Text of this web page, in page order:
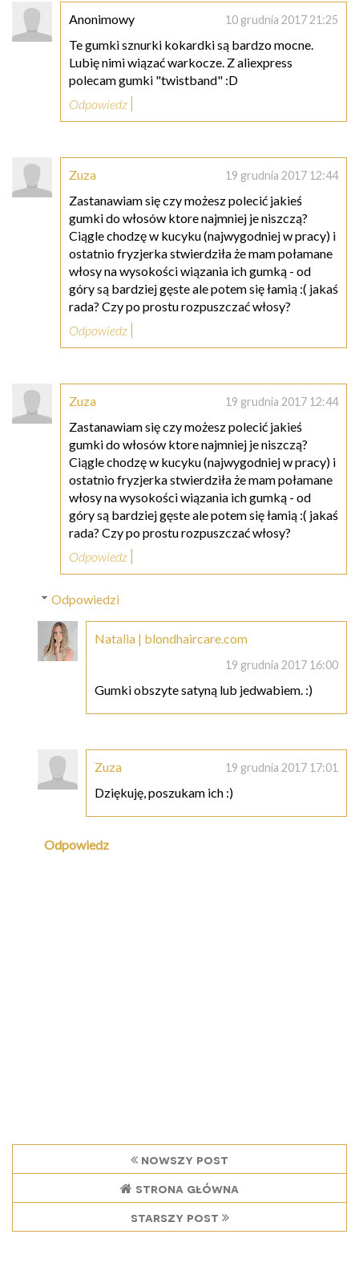
Anonimowy 10 grudnia 2017 21:25
Te gumki sznurki kokardki są bardzo mocne.
Lubię nimi wiązać warkocze. Z aliexpress
polecam gumki "twistband" :D
Odpowiedz
Zuza 19 grudnia 2017 12:44
Zastanawiam się czy możesz polecić jakieś
gumki do włosów ktore najmniej je niszczą?
Ciągle chodzę w kucyku (najwygodniej w pracy) i
ostatnio fryzjerka stwierdziła że mam połamane
włosy na wysokości wiązania ich gumką - od
góry są bardziej gęste ale potem się łamią :( jakaś
rada? Czy po prostu rozpuszczać włosy?
Odpowiedz
Zuza 19 grudnia 2017 12:44
Zastanawiam się czy możesz polecić jakieś
gumki do włosów ktore najmniej je niszczą?
Ciągle chodzę w kucyku (najwygodniej w pracy) i
ostatnio fryzjerka stwierdziła że mam połamane
włosy na wysokości wiązania ich gumką - od
góry są bardziej gęste ale potem się łamią :( jakaś
rada? Czy po prostu rozpuszczać włosy?
Odpowiedz
Odpowiedzi
Natalia | blondhaircare.com
19 grudnia 2017 16:00
Gumki obszyte satyną lub jedwabiem. :)
Zuza 19 grudnia 2017 17:01
Dziękuję, poszukam ich :)
Odpowiedz
nowszy post
strona główna
starszy post